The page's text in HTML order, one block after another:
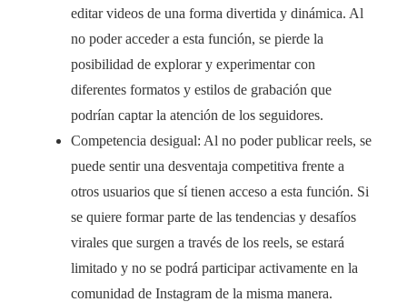
editar videos de una forma divertida y dinámica. Al
no poder acceder a esta función, se pierde la
posibilidad de explorar y experimentar con
diferentes formatos y estilos de grabación que
podrían captar la atención de los seguidores.
Competencia desigual: Al no poder publicar reels, se
puede sentir una desventaja competitiva frente a
otros usuarios que sí tienen acceso a esta función. Si
se quiere formar parte de las tendencias y desafíos
virales que surgen a través de los reels, se estará
limitado y no se podrá participar activamente en la
comunidad de Instagram de la misma manera.